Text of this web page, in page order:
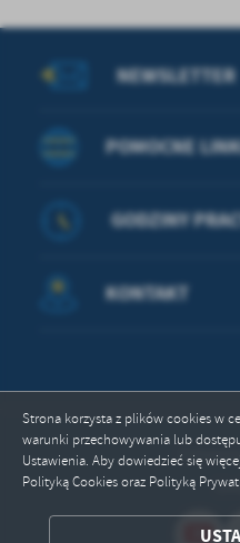
Strona korzysta z plików cookies w
warunki przechowywania lub
Ustawienia. Aby dowiedzieć się
Polityką Cookies oraz Polityką
ZAPISZ
POMOCNE
NEWSLETTER
GODZINY
KONTAKT